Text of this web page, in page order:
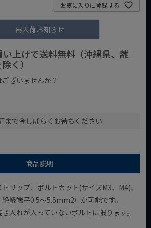
お気に入りに登録する
再入荷お知らせ
上げで送料無料（沖縄県、離
く）
ざいませんか？
まで今しばらくお待ちください
商品説明
リップ、ボルトカット(サイズM3、M4)、
縁端子0.5～5.5mm2）が可能です。
入れが入っていないボルトに限ります。